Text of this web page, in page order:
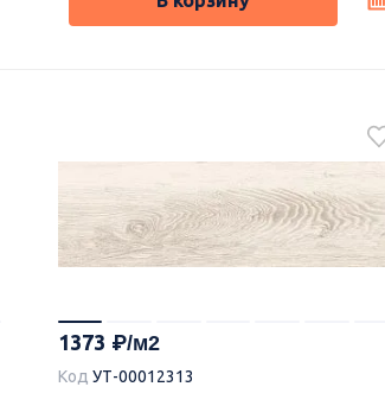
1373
Код УТ-00012313